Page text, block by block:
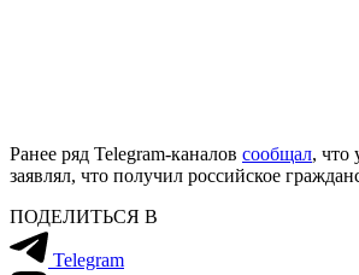
Ранее ряд Telegram-каналов сообщал, что
заявлял, что получил российское
ПОДЕЛИТЬСЯ В
Telegram